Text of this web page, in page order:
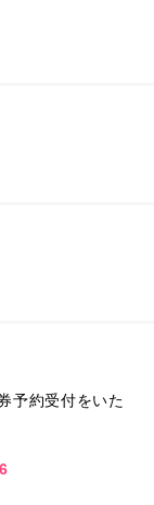
予約受付をいた